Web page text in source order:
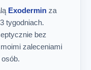
Exodermin za
tygodniach.
bez
zaleceniami